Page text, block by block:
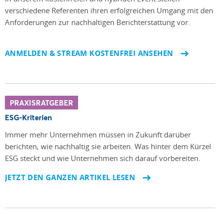
verschiedene Referenten ihren erfolgreichen Umgang mit den
Anforderungen zur nachhaltigen Berichterstattung vor.
ANMELDEN & STREAM KOSTENFREI ANSEHEN
PRAXISRATGEBER
ESG-Kriterien
Immer mehr Unternehmen müssen in Zukunft darüber
berichten, wie nachhaltig sie arbeiten. Was hinter dem Kürzel
ESG steckt und wie Unternehmen sich darauf vorbereiten.
JETZT DEN GANZEN ARTIKEL LESEN